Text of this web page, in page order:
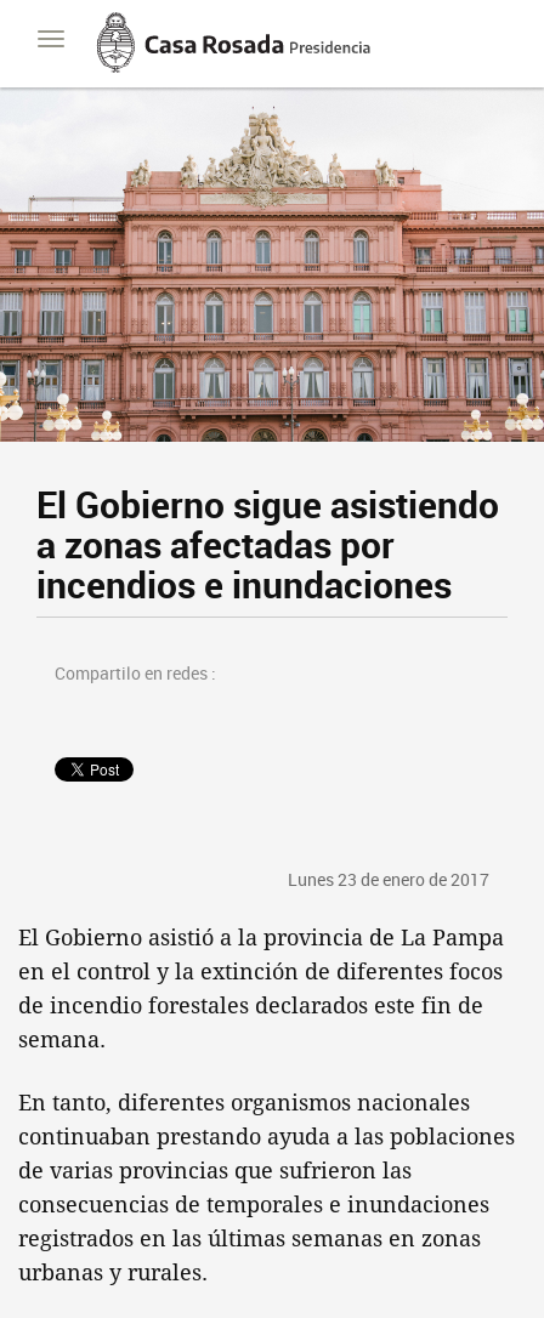
Toggle
navigation
Casa
Rosada
Presidencia
de
El Gobierno sigue asistiendo
a zonas afectadas por
incendios e inundaciones
Compartilo en redes :
Lunes 23 de enero de 2017
El Gobierno asistió a la provincia de La Pampa
en el control y la extinción de diferentes focos
de incendio forestales declarados este fin de
semana.
En tanto, diferentes organismos nacionales
continuaban prestando ayuda a las poblaciones
de varias provincias que sufrieron las
consecuencias de temporales e inundaciones
registrados en las últimas semanas en zonas
urbanas y rurales.